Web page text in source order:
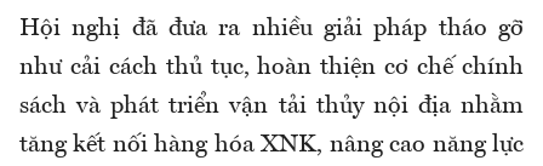
Hội nghị đã đưa ra nhiều giải pháp tháo gỡ
như cải cách thủ tục, hoàn thiện cơ chế chính
sách và phát triển vận tải thủy nội địa nhằm
tăng kết nối hàng hóa XNK, nâng cao năng lực